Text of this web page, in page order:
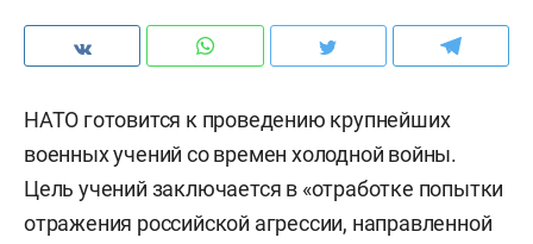
НАТО готовится к проведению крупнейших
военных учений со времен холодной войны.
Цель учений заключается в «отработке попытки
отражения российской агрессии, направленной